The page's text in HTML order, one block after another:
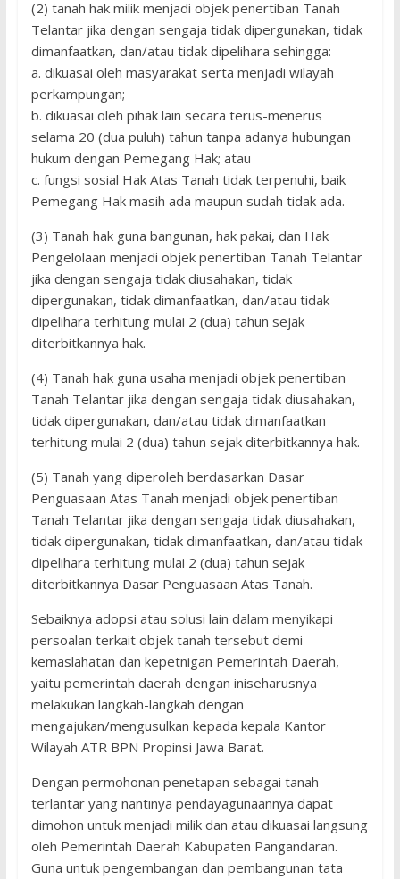
(2) tanah hak milik menjadi objek penertiban Tanah
Telantar jika dengan sengaja tidak dipergunakan, tidak
dimanfaatkan, dan/atau tidak dipelihara sehingga:
a. dikuasai oleh masyarakat serta menjadi wilayah
perkampungan;
b. dikuasai oleh pihak lain secara terus-menerus
selama 20 (dua puluh) tahun tanpa adanya hubungan
hukum dengan Pemegang Hak; atau
c. fungsi sosial Hak Atas Tanah tidak terpenuhi, baik
Pemegang Hak masih ada maupun sudah tidak ada.
(3) Tanah hak guna bangunan, hak pakai, dan Hak
Pengelolaan menjadi objek penertiban Tanah Telantar
jika dengan sengaja tidak diusahakan, tidak
dipergunakan, tidak dimanfaatkan, dan/atau tidak
dipelihara terhitung mulai 2 (dua) tahun sejak
diterbitkannya hak.
(4) Tanah hak guna usaha menjadi objek penertiban
Tanah Telantar jika dengan sengaja tidak diusahakan,
tidak dipergunakan, dan/atau tidak dimanfaatkan
terhitung mulai 2 (dua) tahun sejak diterbitkannya hak.
(5) Tanah yang diperoleh berdasarkan Dasar
Penguasaan Atas Tanah menjadi objek penertiban
Tanah Telantar jika dengan sengaja tidak diusahakan,
tidak dipergunakan, tidak dimanfaatkan, dan/atau tidak
dipelihara terhitung mulai 2 (dua) tahun sejak
diterbitkannya Dasar Penguasaan Atas Tanah.
Sebaiknya adopsi atau solusi lain dalam menyikapi
persoalan terkait objek tanah tersebut demi
kemaslahatan dan kepetnigan Pemerintah Daerah,
yaitu pemerintah daerah dengan iniseharusnya
melakukan langkah-langkah dengan
mengajukan/mengusulkan kepada kepala Kantor
Wilayah ATR BPN Propinsi Jawa Barat.
Dengan permohonan penetapan sebagai tanah
terlantar yang nantinya pendayagunaannya dapat
dimohon untuk menjadi milik dan atau dikuasai langsung
oleh Pemerintah Daerah Kabupaten Pangandaran.
Guna untuk pengembangan dan pembangunan tata